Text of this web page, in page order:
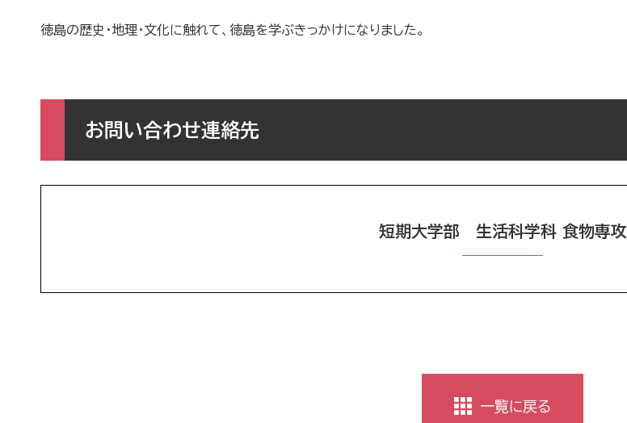
徳島の歴史・地理・文化に触れて、徳島を学ぶきっかけになりました。
お問い合わせ連絡先
短期大学部 生活科学科 食物専攻
一覧に戻る